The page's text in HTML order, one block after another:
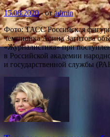
15.08.2020-отadmin
Фото: ТАСС Российская
чемпионка Алина Загитова
«Журналистика» при
в Российской академии
и государственной службы